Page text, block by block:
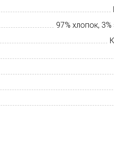
97% хлопок,